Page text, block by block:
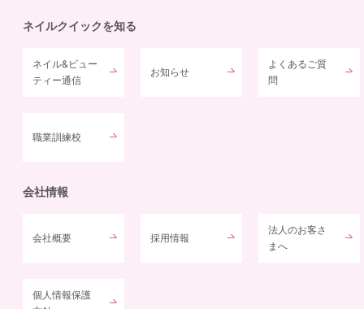
ネイルクイックを知る
ネイル&ビュー
ティー通信
お知らせ
よくあるご質
問
職業訓練校
会社情報
会社概要 採用情報
法人のお客さ
まへ
個人情報保護